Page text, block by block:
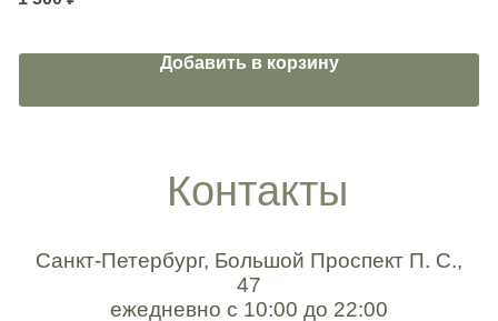
Добавить в корзину